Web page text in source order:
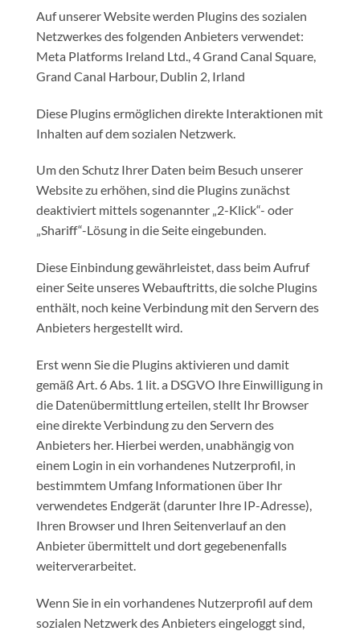
Auf unserer Website werden Plugins des sozialen
Netzwerkes des folgenden Anbieters verwendet:
Meta Platforms Ireland Ltd., 4 Grand Canal Square,
Grand Canal Harbour, Dublin 2, Irland
Diese Plugins ermöglichen direkte Interaktionen mit
Inhalten auf dem sozialen Netzwerk.
Um den Schutz Ihrer Daten beim Besuch unserer
Website zu erhöhen, sind die Plugins zunächst
deaktiviert mittels sogenannter „2-Klick“- oder
„Shariff“-Lösung in die Seite eingebunden.
Diese Einbindung gewährleistet, dass beim Aufruf
einer Seite unseres Webauftritts, die solche Plugins
enthält, noch keine Verbindung mit den Servern des
Anbieters hergestellt wird.
Erst wenn Sie die Plugins aktivieren und damit
gemäß Art. 6 Abs. 1 lit. a DSGVO Ihre Einwilligung in
die Datenübermittlung erteilen, stellt Ihr Browser
eine direkte Verbindung zu den Servern des
Anbieters her. Hierbei werden, unabhängig von
einem Login in ein vorhandenes Nutzerprofil, in
bestimmtem Umfang Informationen über Ihr
verwendetes Endgerät (darunter Ihre IP-Adresse),
Ihren Browser und Ihren Seitenverlauf an den
Anbieter übermittelt und dort gegebenenfalls
weiterverarbeitet.
Wenn Sie in ein vorhandenes Nutzerprofil auf dem
sozialen Netzwerk des Anbieters eingeloggt sind,